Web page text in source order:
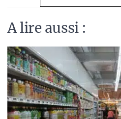
A lire aussi :